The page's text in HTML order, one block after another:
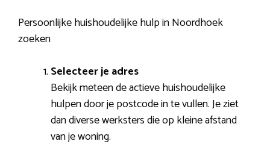
Persoonlijke huishoudelijke hulp in Noordhoek
zoeken
Selecteer je adres
Bekijk meteen de actieve huishoudelijke
hulpen door je postcode in te vullen. Je ziet
dan diverse werksters die op kleine afstand
van je woning.